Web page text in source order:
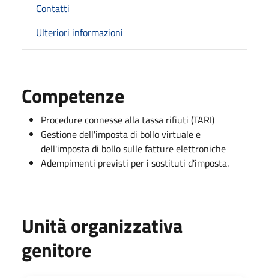
Contatti
Ulteriori informazioni
Competenze
Procedure connesse alla tassa rifiuti (TARI)
Gestione dell'imposta di bollo virtuale e
dell'imposta di bollo sulle fatture elettroniche
Adempimenti previsti per i sostituti d'imposta.
Unità organizzativa
genitore